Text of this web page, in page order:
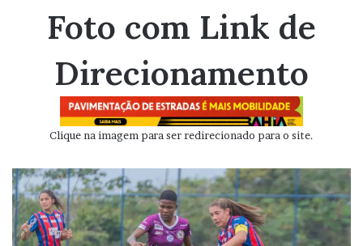
mail
Foto com Link de
Direcionamento
Clique na imagem para ser redirecionado para o site.